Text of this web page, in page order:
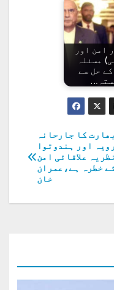
امن اور
مسئلہ
حل سے
بھارت کا جارحانہ
رویہ اور ہندوتوا
نظریہ علاقائی امن
خطرہ ہے،عمران
خان